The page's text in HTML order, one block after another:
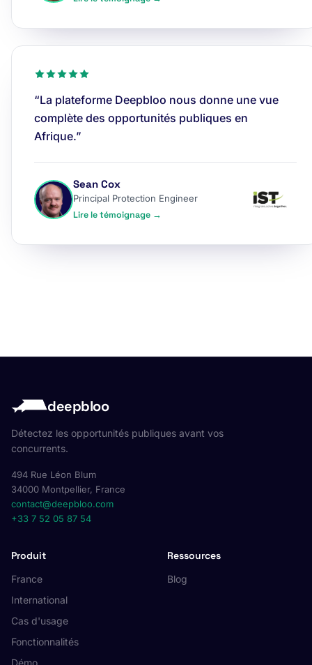
“La plateforme Deepbloo nous donne une vue
complète des opportunités publiques en
Afrique.”
Sean Cox
Principal Protection Engineer
Lire le témoignage →
deepbloo
Détectez les opportunités publiques avant vos
concurrents.
494 Rue Léon Blum
34000 Montpellier, France
contact@deepbloo.com
+33 7 52 05 87 54
Produit
France
International
Cas d'usage
Fonctionnalités
Démo
Ressources
Blog